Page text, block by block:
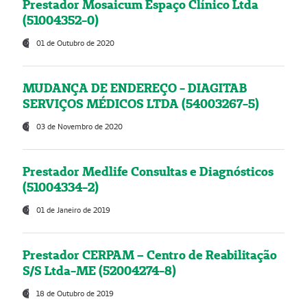
Prestador Mosaicum Espaço Clínico Ltda
(51004352-0)
01 de Outubro de 2020
MUDANÇA DE ENDEREÇO - DIAGITAB
SERVIÇOS MÉDICOS LTDA (54003267-5)
03 de Novembro de 2020
Prestador Medlife Consultas e Diagnósticos
(51004334-2)
01 de Janeiro de 2019
Prestador CERPAM – Centro de Reabilitação
S/S Ltda-ME (52004274-8)
18 de Outubro de 2019